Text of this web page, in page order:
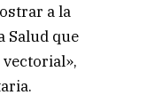
a la
Salud que